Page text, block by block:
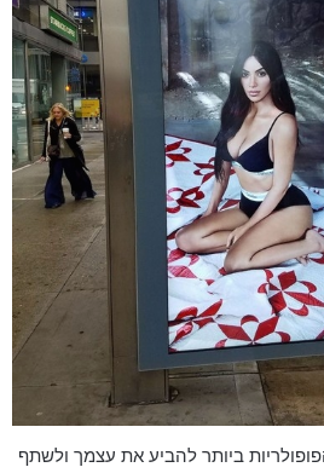
ביותר להביע את עצמך ולשתף